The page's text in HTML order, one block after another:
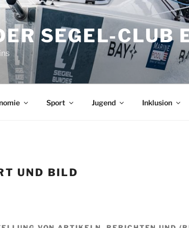
SEGEL-CLUB
Sport Jugend Inklusion
UND BILD